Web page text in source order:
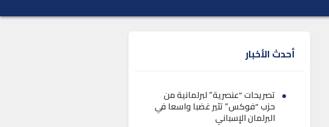
أحدث الأخبار
تصريحات “عنصرية” لبرلمانية من
حزب “فوكس” تثير غضبا واسعا في
البرلمان الإسباني